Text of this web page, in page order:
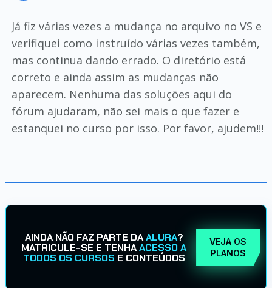
Já fiz várias vezes a mudança no arquivo no VS e
verifiquei como instruído várias vezes também,
mas continua dando errado. O diretório está
correto e ainda assim as mudanças não
aparecem. Nenhuma das soluções aqui do
fórum ajudaram, não sei mais o que fazer e
estanquei no curso por isso. Por favor, ajudem!!!
AINDA NÃO FAZ PARTE DAALURA?
MATRICULE-SE E TENHAACESSO A
TODOS OS CURSOS E CONTEÚDOS
VEJA OS
PLANOS